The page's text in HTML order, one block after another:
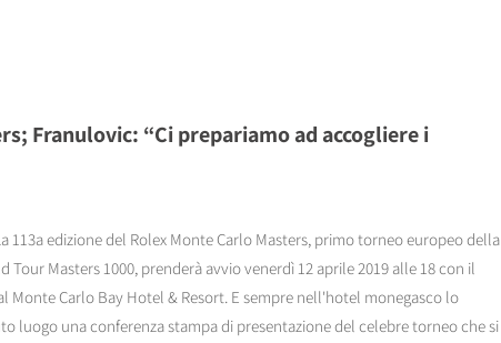
Franulovic: “Ci prepariamo ad accogliere i
113a edizione del Rolex Monte Carlo Masters, primo torneo europeo della
Tour Masters 1000, prenderà avvio venerdì 12 aprile 2019 alle 18 con il
Monte Carlo Bay Hotel & Resort. E sempre nell'hotel monegasco lo
luogo una conferenza stampa di presentazione del celebre torneo che si